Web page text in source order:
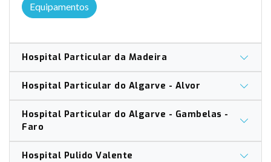
Equipamentos
Hospital Particular da Madeira
Hospital Particular do Algarve - Alvor
Hospital Particular do Algarve - Gambelas -
Faro
Hospital Pulido Valente